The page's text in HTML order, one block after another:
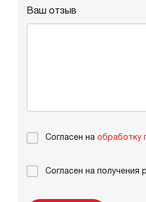
Ваш отзыв
Согласен на обработку
Согласен на получения